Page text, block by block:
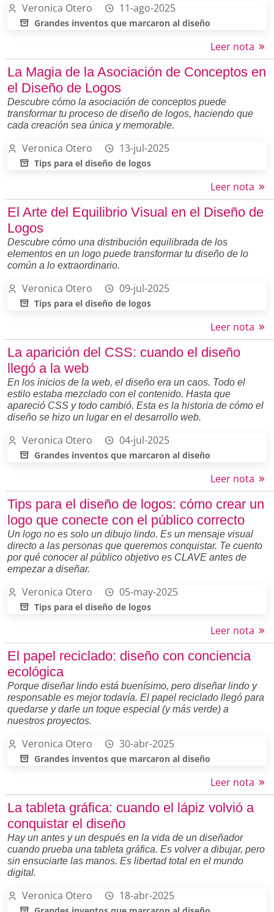
Veronica Otero 11-ago-2025
Grandes inventos que marcaron al diseño
Leer nota
La Magia de la Asociación de Conceptos en
el Diseño de Logos
Descubre cómo la asociación de conceptos puede
transformar tu proceso de diseño de logos, haciendo que
cada creación sea única y memorable.
Veronica Otero 13-jul-2025
Tips para el diseño de logos
Leer nota
El Arte del Equilibrio Visual en el Diseño de
Logos
Descubre cómo una distribución equilibrada de los
elementos en un logo puede transformar tu diseño de lo
común a lo extraordinario.
Veronica Otero 09-jul-2025
Tips para el diseño de logos
Leer nota
La aparición del CSS: cuando el diseño
llegó a la web
En los inicios de la web, el diseño era un caos. Todo el
estilo estaba mezclado con el contenido. Hasta que
apareció CSS y todo cambió. Esta es la historia de cómo el
diseño se hizo un lugar en el desarrollo web.
Veronica Otero 04-jul-2025
Grandes inventos que marcaron al diseño
Leer nota
Tips para el diseño de logos: cómo crear un
logo que conecte con el público correcto
Un logo no es solo un dibujo lindo. Es un mensaje visual
directo a las personas que queremos conquistar. Te cuento
por qué conocer al público objetivo es CLAVE antes de
empezar a diseñar.
Veronica Otero 05-may-2025
Tips para el diseño de logos
Leer nota
El papel reciclado: diseño con conciencia
ecológica
Porque diseñar lindo está buenísimo, pero diseñar lindo y
responsable es mejor todavía. El papel reciclado llegó para
quedarse y darle un toque especial (y más verde) a
nuestros proyectos.
Veronica Otero 30-abr-2025
Grandes inventos que marcaron al diseño
Leer nota
La tableta gráfica: cuando el lápiz volvió a
conquistar el diseño
Hay un antes y un después en la vida de un diseñador
cuando prueba una tableta gráfica. Es volver a dibujar, pero
sin ensuciarte las manos. Es libertad total en el mundo
digital.
Veronica Otero 18-abr-2025